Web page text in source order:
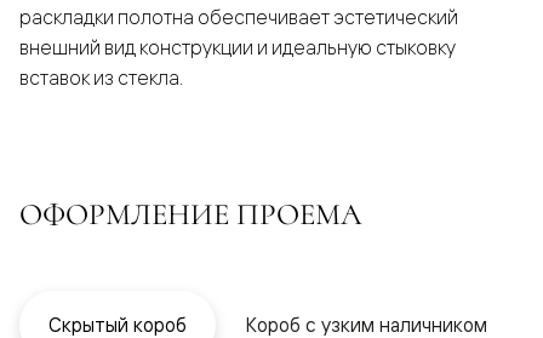
раскладки полотна обеспечивает эстетический
внешний вид конструкции и идеальную стыковку
вставок из стекла.
ОФОРМЛЕНИЕ ПРОЕМА
Скрытый короб Короб с узким наличником